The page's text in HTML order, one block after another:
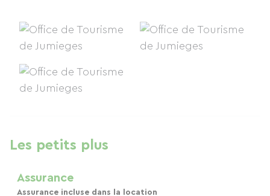
Les petits plus
Assurance
Assurance incluse dans la location